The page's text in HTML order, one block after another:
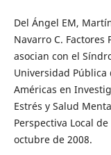
Del Ángel EM,
Navarro C. Factores
asocian con el
Universidad Pública
Américas en
Estrés y Salud
Perspectiva Local
octubre de 2008.